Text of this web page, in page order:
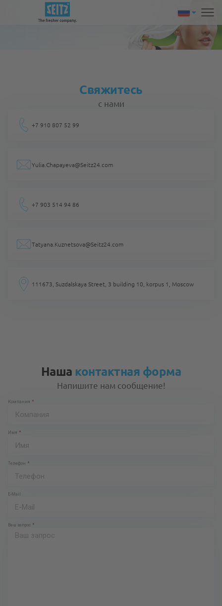
Свяжитесь
с нами
+7 910 807 52 99
Yulia.Chapayeva@Seitz24.com
+7 903 514 94 86
Tatyana.Kuznetsova@Seitz24.com
111673, Suzdalskaya Street, 3 building 10, korpus 1, Moscow
Наша контактная форма
Напишите нам сообщение!
Компания
Имя
Телефон
E-Mail
Ваш запрос